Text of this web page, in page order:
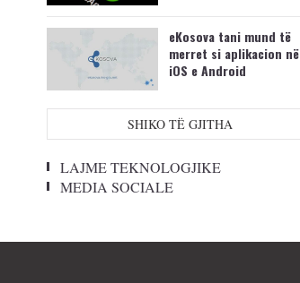
eKosova tani mund të
merret si aplikacion në
iOS e Android
SHIKO TË GJITHA
LAJME TEKNOLOGJIKE
MEDIA SOCIALE